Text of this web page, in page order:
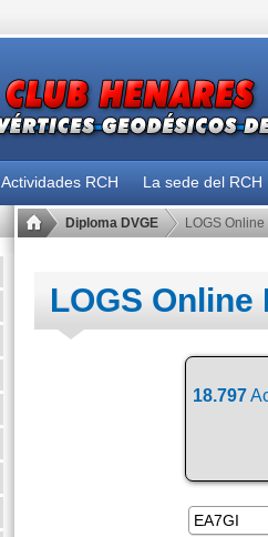
Actividades RCH La sede del RCH
Diploma DVGE LOGS Online
LOGS Online
18.797